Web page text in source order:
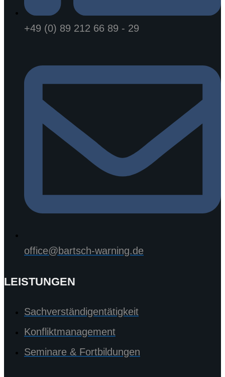
+49 (0) 89 212 66 89 - 29
office@bartsch-warning.de
LEISTUNGEN
Sachverständigentätigkeit
Konfliktmanagement
Seminare & Fortbildungen